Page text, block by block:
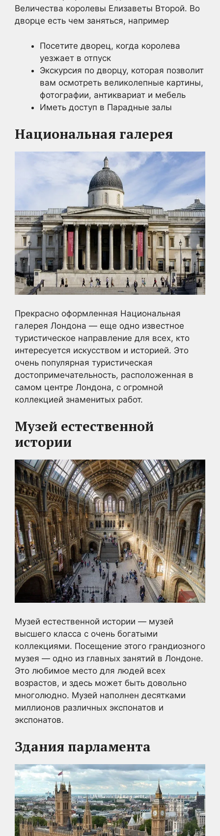
Величества королевы Елизаветы Второй. Во
дворце есть чем заняться, например
Посетите дворец, когда королева
уезжает в отпуск
Экскурсия по дворцу, которая позволит
вам осмотреть великолепные картины,
фотографии, антиквариат и мебель
Иметь доступ в Парадные залы
Национальная галерея
Прекрасно оформленная Национальная
галерея Лондона — еще одно известное
туристическое направление для всех, кто
интересуется искусством и историей. Это
очень популярная туристическая
достопримечательность, расположенная в
самом центре Лондона, с огромной
коллекцией знаменитых работ.
Музей естественной
истории
Музей естественной истории — музей
высшего класса с очень богатыми
коллекциями. Посещение этого грандиозного
музея — одно из главных занятий в Лондоне.
Это любимое место для людей всех
возрастов, и здесь может быть довольно
многолюдно. Музей наполнен десятками
миллионов различных экспонатов и
экспонатов.
Здания парламента